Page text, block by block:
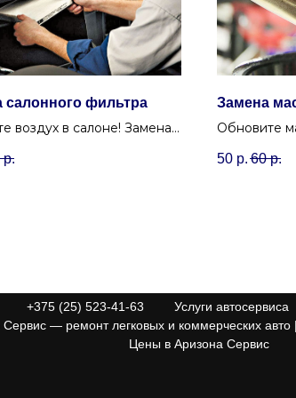
салонного фильтра
воздух в салоне! Замена
от пыли и аллергенов.
р.
Замена
Обновите
50 р. 60 р.
+375 (25) 523-41-63 Услуги автосервиса
— ремонт легковых и коммерческих авто
Цены в Аризона Сервис